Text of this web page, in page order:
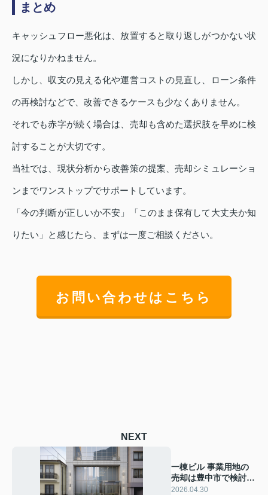
まとめ
キャッシュフロー悪化は、放置すると取り返しがつかない状
況になりかねません。
しかし、収支の見える化や運営コストの見直し、ローン条件
の再検討などで、改善できるケースも少なくありません。
それでも赤字が続く場合は、売却も含めた選択肢を早めに検
討することが大切です。
当社では、現状分析から改善策の提案、売却シミュレーショ
ンまでワンストップでサポートしています。
「今の判断が正しいか不安」「このまま保有して大丈夫か知
りたい」と感じたら、まずは一度ご相談ください。
お問い合わせはこちら
NEXT
一棟ビル 事業用地の
売却は豊中市で検討中
の方へ！流れと注意点
2026.04.30